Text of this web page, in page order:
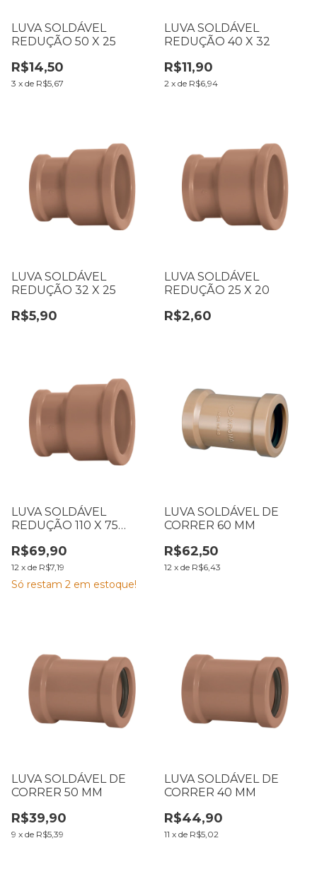
LUVA SOLDÁVEL
REDUÇÃO 50 X 25
R$14,50
3 x de R$5,67
LUVA SOLDÁVEL
REDUÇÃO 40 X 32
R$11,90
2 x de R$6,94
LUVA SOLDÁVEL
REDUÇÃO 32 X 25
R$5,90
LUVA SOLDÁVEL
REDUÇÃO 25 X 20
R$2,60
LUVA SOLDÁVEL
REDUÇÃO 110 X 75
R$69,90
12 x de R$7,19
Só restam 2 em estoque!
LUVA SOLDÁVEL DE
CORRER 60 MM
R$62,50
12 x de R$6,43
LUVA SOLDÁVEL DE
CORRER 50 MM
R$39,90
9 x de R$5,39
LUVA SOLDÁVEL DE
CORRER 40 MM
R$44,90
11 x de R$5,02